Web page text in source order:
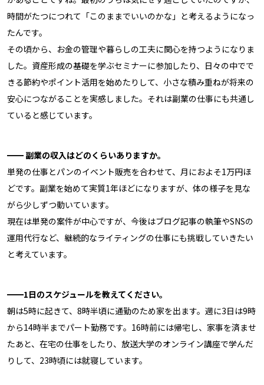
時間がたつにつれて「このままでいいのかな」と考えるようになっ
たんです。
その頃から、お金の管理や暮らしの工夫に関心を持つようになりま
した。資産形成の基礎を学ぶセミナーに参加したり、日々の中でで
きる節約やポイント活用を始めたりして、小さな積み重ねが将来の
安心につながることを実感しました。それは副業の仕事にも共通し
ていると感じています。
━━ 副業の収入はどのくらいありますか。
単発の仕事とパンのイベント販売を合わせて、月におよそ1万円ほ
どです。副業を始めて実質1年ほどになりますが、体の様子を見な
がら少しずつ動いています。
現在は単発の案件が中心ですが、今後はブログ記事の執筆やSNSの
運用代行など、継続的なライティングの仕事にも挑戦していきたい
と考えています。
━━1日のスケジュールを教えてください。
朝は5時に起きて、8時半頃に通勤のため家を出ます。週に3日は9時
から14時半までパート勤務です。16時前には帰宅し、家事を済ませ
たあと、在宅の仕事をしたり、放送大学のオンライン講座で学んだ
りして、23時頃には就寝しています。